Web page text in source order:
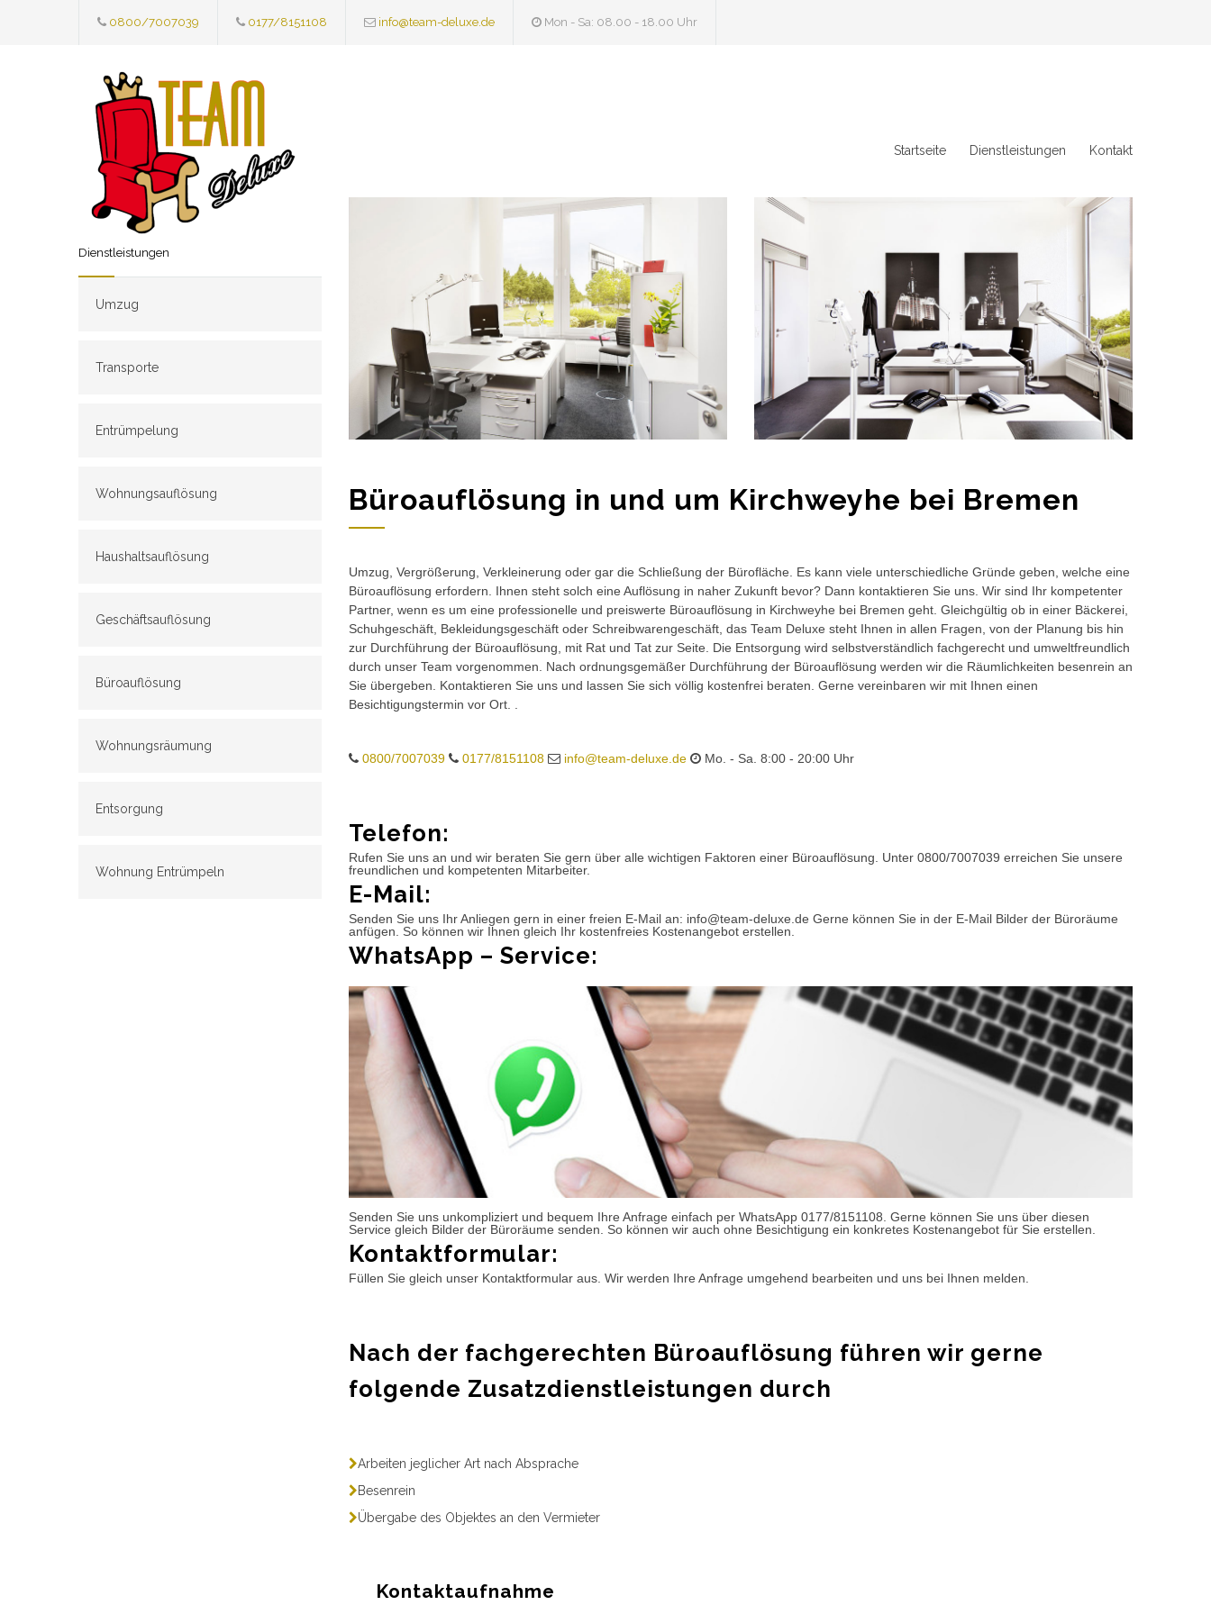
0800/7007039 0177/8151108 info@team-deluxe.de Mon - Sa: 08.00 - 18.00 Uhr
Startseite Dienstleistungen Kontakt
Dienstleistungen
Umzug
Transporte
Entrümpelung
Wohnungsauflösung
Haushaltsauflösung
Geschäftsauflösung
Büroauflösung
Wohnungsräumung
Entsorgung
Wohnung Entrümpeln
Büroauflösung in und um Kirchweyhe bei Bremen
Umzug, Vergrößerung, Verkleinerung oder gar die Schließung der Bürofläche. Es kann viele unterschiedliche Gründe geben, welche eine
Büroauflösung erfordern. Ihnen steht solch eine Auflösung in naher Zukunft bevor? Dann kontaktieren Sie uns. Wir sind Ihr kompetenter
Partner, wenn es um eine professionelle und preiswerte Büroauflösung in Kirchweyhe bei Bremen geht. Gleichgültig ob in einer Bäckerei,
Schuhgeschäft, Bekleidungsgeschäft oder Schreibwarengeschäft, das Team Deluxe steht Ihnen in allen Fragen, von der Planung bis hin
zur Durchführung der Büroauflösung, mit Rat und Tat zur Seite. Die Entsorgung wird selbstverständlich fachgerecht und umweltfreundlich
durch unser Team vorgenommen. Nach ordnungsgemäßer Durchführung der Büroauflösung werden wir die Räumlichkeiten besenrein an
Sie übergeben. Kontaktieren Sie uns und lassen Sie sich völlig kostenfrei beraten. Gerne vereinbaren wir mit Ihnen einen
Besichtigungstermin vor Ort. .
0800/7007039 0177/8151108 info@team-deluxe.de Mo. - Sa. 8:00 - 20:00 Uhr
Telefon:
Rufen Sie uns an und wir beraten Sie gern über alle wichtigen Faktoren einer Büroauflösung. Unter 0800/7007039 erreichen Sie unsere
freundlichen und kompetenten Mitarbeiter.
E-Mail:
Senden Sie uns Ihr Anliegen gern in einer freien E-Mail an: info@team-deluxe.de Gerne können Sie in der E-Mail Bilder der Büroräume
anfügen. So können wir Ihnen gleich Ihr kostenfreies Kostenangebot erstellen.
WhatsApp – Service:
Senden Sie uns unkompliziert und bequem Ihre Anfrage einfach per WhatsApp 0177/8151108. Gerne können Sie uns über diesen
Service gleich Bilder der Büroräume senden. So können wir auch ohne Besichtigung ein konkretes Kostenangebot für Sie erstellen.
Kontaktformular:
Füllen Sie gleich unser Kontaktformular aus. Wir werden Ihre Anfrage umgehend bearbeiten und uns bei Ihnen melden.
Nach der fachgerechten Büroauflösung führen wir gerne
folgende Zusatzdienstleistungen durch
Arbeiten jeglicher Art nach Absprache
Besenrein
Übergabe des Objektes an den Vermieter
Kontaktaufnahme